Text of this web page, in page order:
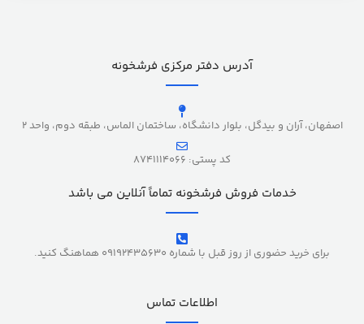
آدرس دفتر مرکزی فرشخونه
اصفهان، آران و بیدگل، بلوار دانشگاه، ساختمان الماس، طبقه دوم، واحد 2
کد پستی: 8741114066
خدمات فروش فرشخونه تماماً آنلاین می باشد
برای خرید حضوری از روز قبل با شماره 09192435630 هماهنگ کنید.
اطلاعات تماس